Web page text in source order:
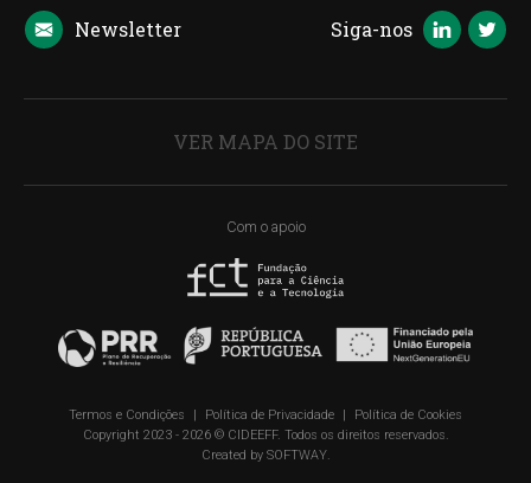
Newsletter Siga-nos
VER MAPA DO SITE
Com o apoio
Termos e Condições | Política de Privacidade |
Política de Cookies
Copyright 2023 - 2026 © CIDEEFF. Todos os direitos reservados.
Created by SOFTWAY.